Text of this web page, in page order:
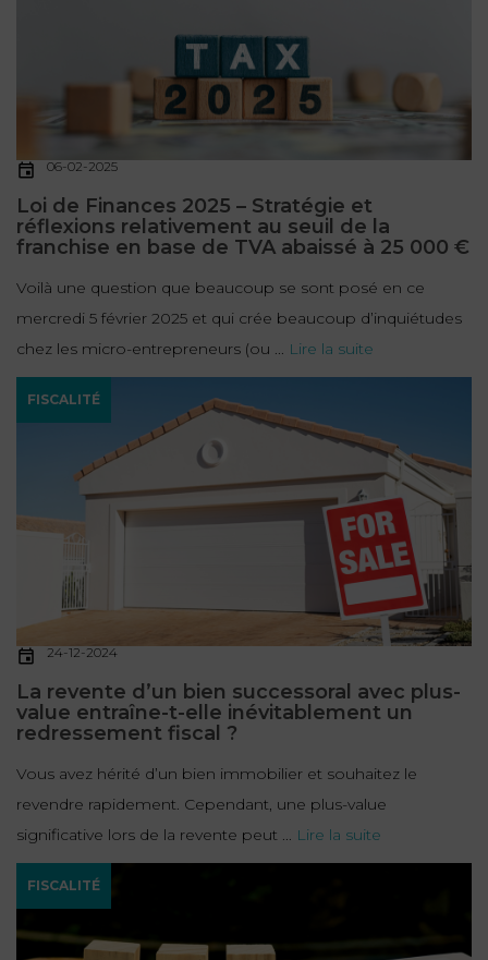
06-02-2025
Loi de Finances 2025 – Stratégie et
réflexions relativement au seuil de la
franchise en base de TVA abaissé à 25 000 €
Voilà une question que beaucoup se sont posé en ce
mercredi 5 février 2025 et qui crée beaucoup d’inquiétudes
chez les micro-entrepreneurs (ou ... Lire la suite
FISCALITÉ
24-12-2024
La revente d’un bien successoral avec plus-
value entraîne-t-elle inévitablement un
redressement fiscal ?
Vous avez hérité d’un bien immobilier et souhaitez le
revendre rapidement. Cependant, une plus-value
significative lors de la revente peut ... Lire la suite
FISCALITÉ